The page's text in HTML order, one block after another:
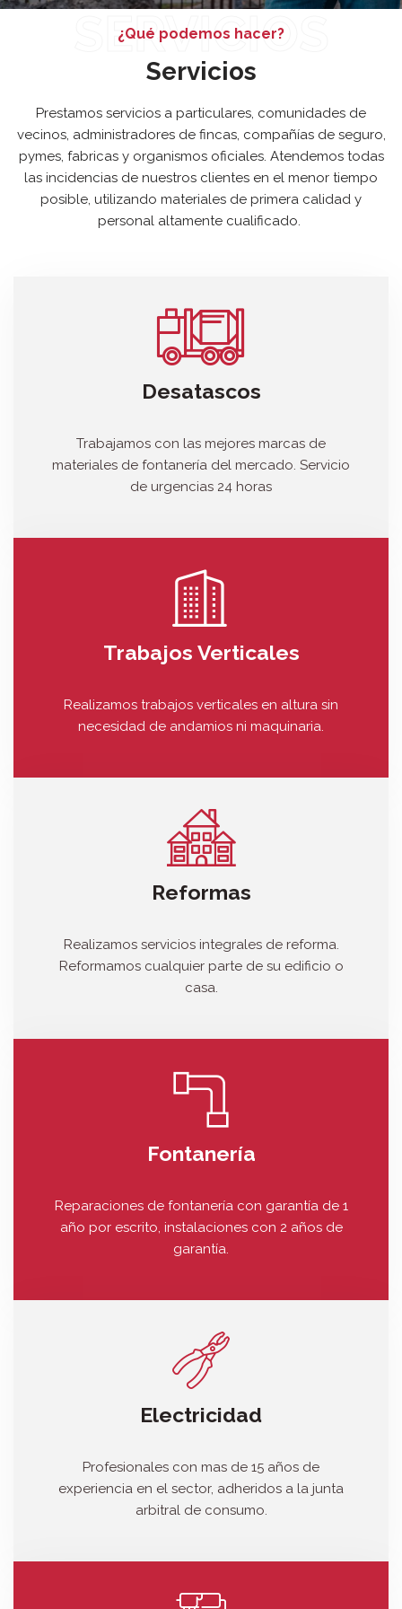
SERVICIOS
¿Qué podemos hacer?
Servicios
Prestamos servicios a particulares, comunidades de
vecinos, administradores de fincas, compañías de seguro,
pymes, fabricas y organismos oficiales. Atendemos todas
las incidencias de nuestros clientes en el menor tiempo
posible, utilizando materiales de primera calidad y
personal altamente cualificado.
Desatascos
Trabajamos con las mejores marcas de
materiales de fontanería del mercado. Servicio
de urgencias 24 horas
Trabajos Verticales
Realizamos trabajos verticales en altura sin
necesidad de andamios ni maquinaria.
Reformas
Realizamos servicios integrales de reforma.
Reformamos cualquier parte de su edificio o
casa.
Fontanería
Reparaciones de fontanería con garantía de 1
año por escrito, instalaciones con 2 años de
garantía.
Electricidad
Profesionales con mas de 15 años de
experiencia en el sector, adheridos a la junta
arbitral de consumo.